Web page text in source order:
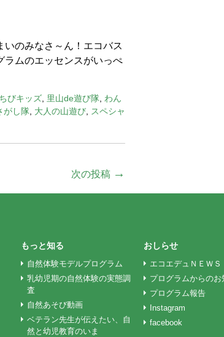
のみなさ～ん！エコバス
ムのエッセンスがいっぺ
びキッズ 里山de遊び隊 わん
がし隊 大人の山遊び
スペシャ
次の投稿 →
もっと知る
自然体験モデルプログラム
乳幼児期の自然体験の実態調
査
自然あそび動画
ベテラン先生が伝えたい、自
然と幼児教育のいま
おしらせ
エコエデュＮＥＷＳ
プログラムからのお
プログラム報告
Instagram
facebook